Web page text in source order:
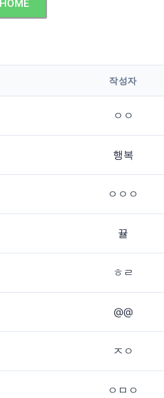
HOME
작성자
ㅇㅇ
행복
ㅇㅇㅇ
뀰
ㅎㄹ
@@
ㅈㅇ
ㅇㅁㅇ